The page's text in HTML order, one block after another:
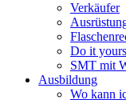
Verkäufer
Do it
SMT mit
Ausbildung
Wo kann